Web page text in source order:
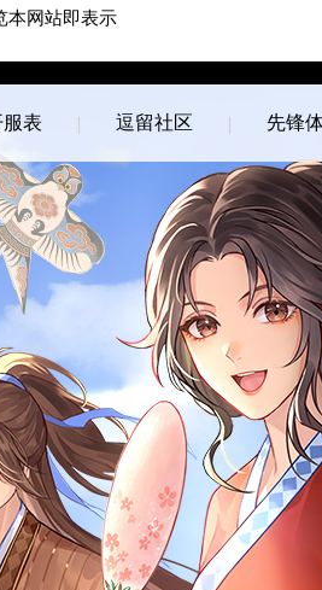
表 逗留社区 先锋
本网站即表示